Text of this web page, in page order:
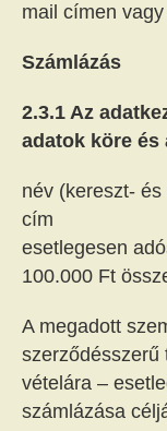
mail címen
Számlázás
2.3.1 Az
adatok köre és
név (kereszt-
cím
esetlegesen
100.000 Ft
A megadott
szerződésszerű
vételára –
számlázása